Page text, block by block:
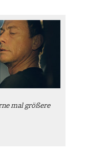
mal größere